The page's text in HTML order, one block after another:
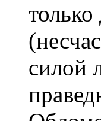
силой